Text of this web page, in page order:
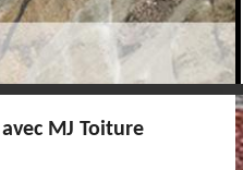
MJ Toiture